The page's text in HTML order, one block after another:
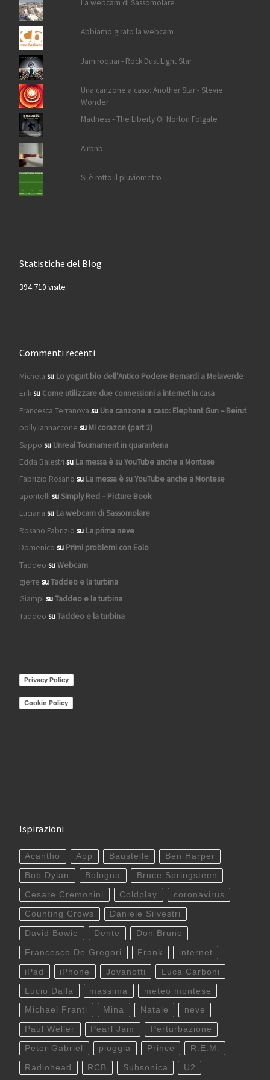
La webcam di Sassomolare
Abbiamo girato la webcam
Jamiroquai - Rock Dust Light Star
Una canzone a caso: Another Star - Stevie
Wonder
Madness - The Liberty Of Norton Folgate
Airbnb
Si è rotto il pluviometro
Statistiche del Blog
394.710 visite
Commenti recenti
Michela su Lo yogurt bio dell’Antico Podere Bernardi a Melaverde
Eriksu Come utilizzare due connessioni a internet in casa
Francesca Terranova su Una canzone a caso: Elephant Gun – Beirut
polly iannaccone su Mi corazon (part 2)
Sappo su Unreal Tournament in quarantena
Edda Balestri su La messa è su YouTube anche a Montese
Fabrizio Rosano su La messa è su YouTube anche a Montese
apontelli suSimply Red – Picture Book
Luciana su La webcam di Sassomolare
Rosano Fabrizio su La prima neve
Domenico su Primi problemi con Eolo
Taddeo suWebcam
gierre suTaddeo e la turbina
Giampi suTaddeo e la turbina
Taddeo suTaddeo e la turbina
Privacy Policy
Cookie Policy
Ispirazioni
Acantho App Baustelle Ben Harper
Bob Dylan Bologna Bruce Springsteen
Cesare Cremonini Coldplay coronavirus
Counting Crows Daniele Silvestri
David Bowie Dente Don Bruno
Francesco De Gregori Frank internet
iPad iPhone Jovanotti Luca Carboni
Lucio Dalla massima meteo montese
Michael Franti Mina Natale neve
Paul Weller Pearl Jam Perturbazione
Peter Gabriel pioggia Prince R.E.M.
Radiohead RCB Subsonica U2